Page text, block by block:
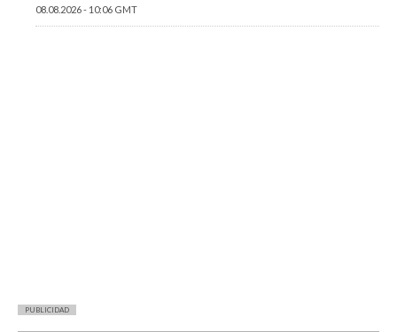
08.08.2026 - 10:06 GMT
PUBLICIDAD